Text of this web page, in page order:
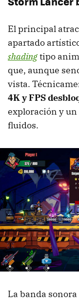
El principal
apartado
shadingtipo
que, aunque
vista.
4K y FPS
exploración y
fluidos.
La banda